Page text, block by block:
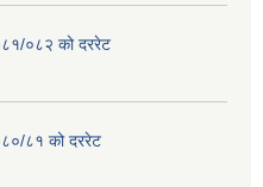
०८२ को दररेट
८१ को दररेट